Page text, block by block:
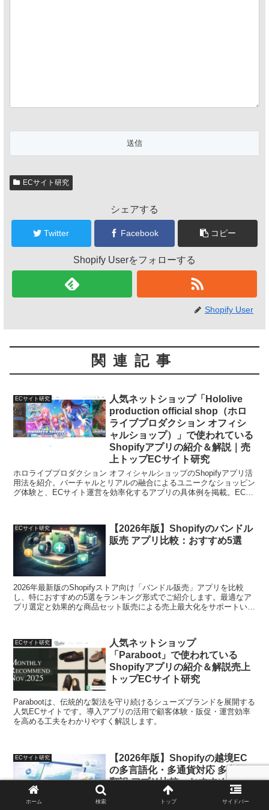
ECサイト研究
シェアする
Twitter Facebook コピー
Shopify Userをフォローする
Shopify User
関連記事
ECサイト研究
人気ネットショップ「Hololive
production official shop（ホロ
ライブプロダクション オフィシ
ャルショップ）」で使われている
Shopifyアプリの紹介＆解説｜売
上トップECサイト研究
ホロライブプロダクション オフィシャルショップのShopifyアプリ活
用法を紹介。バーチャルとリアルの融合によるユニークなショッピン
グ体験と、ECサイト運営を効率化するアプリの具体例を掲載。ECサ
ECサイト研究
【2026年版】Shopifyのバンドル
販売 アプリ比較：おすすめ5選
2026年最新版のShopifyストア向け「バンドル販売」アプリを比較
し、特におすすめの5選をランキング形式でご紹介します。最適なア
プリ選定と効果的な商品セット販売による売上最大化をサポートいた
ECサイト研究
人気ネットショップ
「Paraboot」で使われている
Shopifyアプリの紹介＆解説売上
トップECサイト研究
Parabootは、伝統的な製法を守り続けるシューズブランドを展開する
人気ECサイトです。導入アプリの活用で顧客体験・販促・運営効率
を高める工夫をわかりやすく解説します。
ECサイト研究
【2026年版】Shopifyの越境EC
の多言語化・多通貨対応 多言語
翻訳 アプリ比較：おすすめ4選
ホーム 検索 トップ サイドバー